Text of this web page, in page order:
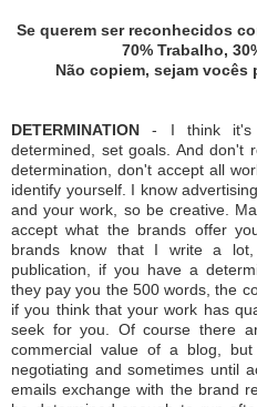
Se querem ser reconhecidos
70% Trabalho,
Não copiem, sejam
DETERMINATION - I think it's
determined, set goals. And don't
determination, don't accept all
identify yourself. I know
and your work, so be creative.
accept what the brands offer
brands know that I write a
publication, if you have a
they pay you the 500 words, the
if you think that your work has
seek for you. Of course there
commercial value of a blog,
negotiating and sometimes until
emails exchange with the brand